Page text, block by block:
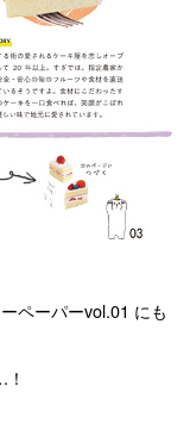
ペーパーvol.01 にも